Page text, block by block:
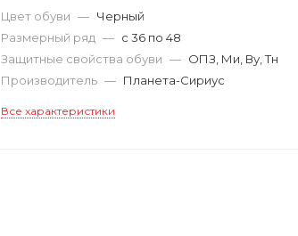
Цвет обуви — Черный
Размерный ряд — с 36 по 48
Защитные свойства обуви — ОПЗ, Ми, Ву, Тн
Производитель — Планета-Сириус
Все характеристики